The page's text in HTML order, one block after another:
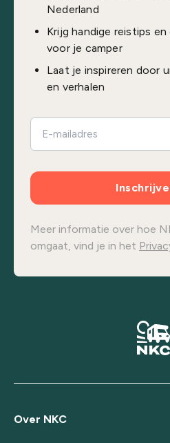
Nederland
Krijg handige reistips
voor je camper
Laat je inspireren door
en verhalen
Meer informatie over hoe
omgaat, vind je in het
Over NKC